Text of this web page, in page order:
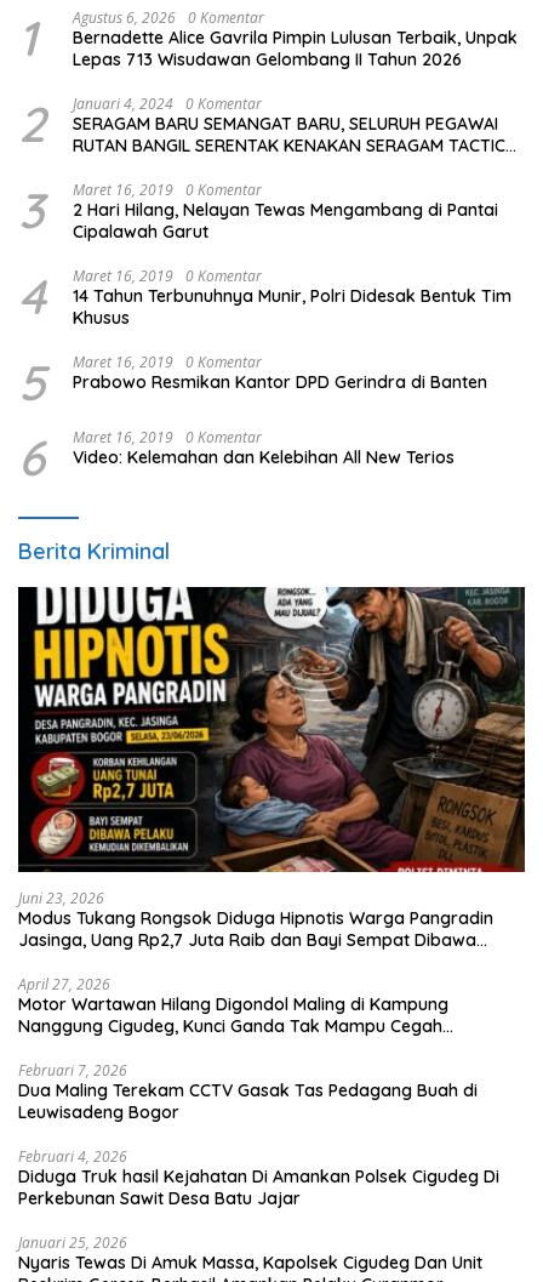
1 Agustus 6, 2026 0 Komentar
Bernadette Alice Gavrila Pimpin Lulusan Terbaik, Unpak
Lepas 713 Wisudawan Gelombang II Tahun 2026
2 Januari 4, 2024 0 Komentar
SERAGAM BARU SEMANGAT BARU, SELURUH PEGAWAI
RUTAN BANGIL SERENTAK KENAKAN SERAGAM TACTICAL
3 Maret 16, 2019 0 Komentar
2 Hari Hilang, Nelayan Tewas Mengambang di Pantai
Cipalawah Garut
4 Maret 16, 2019 0 Komentar
14 Tahun Terbunuhnya Munir, Polri Didesak Bentuk Tim
Khusus
5 Maret 16, 2019 0 Komentar
Prabowo Resmikan Kantor DPD Gerindra di Banten
6 Maret 16, 2019 0 Komentar
Video: Kelemahan dan Kelebihan All New Terios
Berita Kriminal
Juni 23, 2026
Modus Tukang Rongsok Diduga Hipnotis Warga Pangradin
Jasinga, Uang Rp2,7 Juta Raib dan Bayi Sempat Dibawa
April 27, 2026
Motor Wartawan Hilang Digondol Maling di Kampung
Nanggung Cigudeg, Kunci Ganda Tak Mampu Cegah
Februari 7, 2026
Dua Maling Terekam CCTV Gasak Tas Pedagang Buah di
Leuwisadeng Bogor
Februari 4, 2026
Diduga Truk hasil Kejahatan Di Amankan Polsek Cigudeg Di
Perkebunan Sawit Desa Batu Jajar
Januari 25, 2026
Nyaris Tewas Di Amuk Massa, Kapolsek Cigudeg Dan Unit